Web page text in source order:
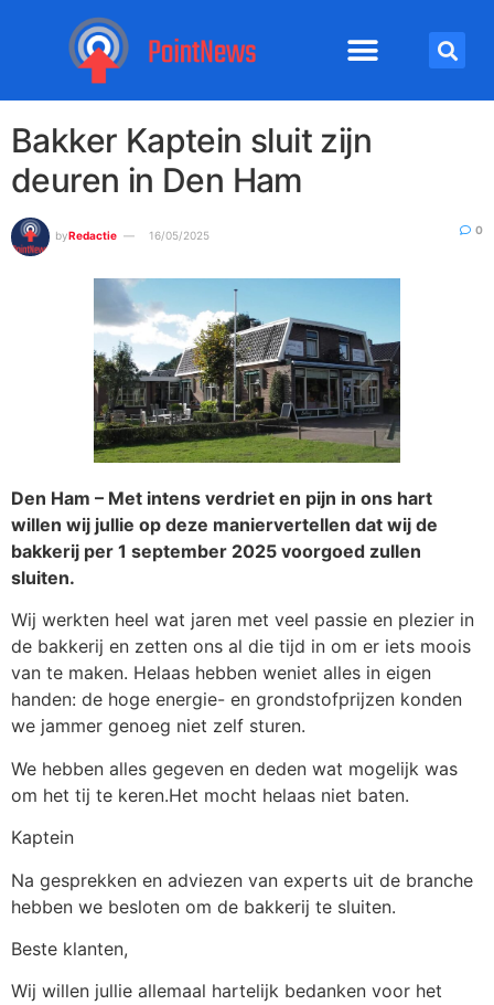
Bakker Kaptein sluit zijn
deuren in Den Ham
byRedactie 16/05/2025 0
Den Ham – Met intens verdriet en pijn in ons hart
willen wij jullie op deze maniervertellen dat wij de
bakkerij per 1 september 2025 voorgoed zullen
sluiten.
Wij werkten heel wat jaren met veel passie en plezier in
de bakkerij en zetten ons al die tijd in om er iets moois
van te maken. Helaas hebben weniet alles in eigen
handen: de hoge energie- en grondstofprijzen konden
we jammer genoeg niet zelf sturen.
We hebben alles gegeven en deden wat mogelijk was
om het tij te keren.Het mocht helaas niet baten.
Kaptein
Na gesprekken en adviezen van experts uit de branche
hebben we besloten om de bakkerij te sluiten.
Beste klanten,
Wij willen jullie allemaal hartelijk bedanken voor het